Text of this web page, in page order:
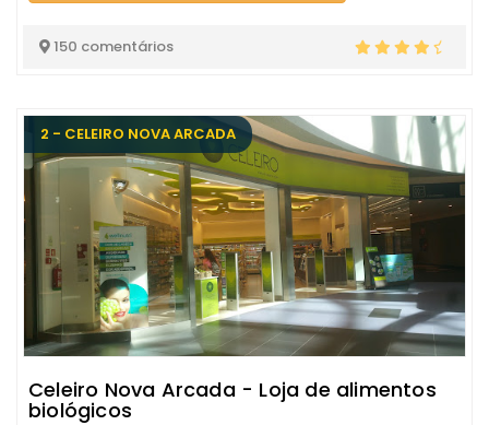
150 comentários
2 - CELEIRO NOVA ARCADA
Celeiro Nova Arcada - Loja de alimentos
biológicos